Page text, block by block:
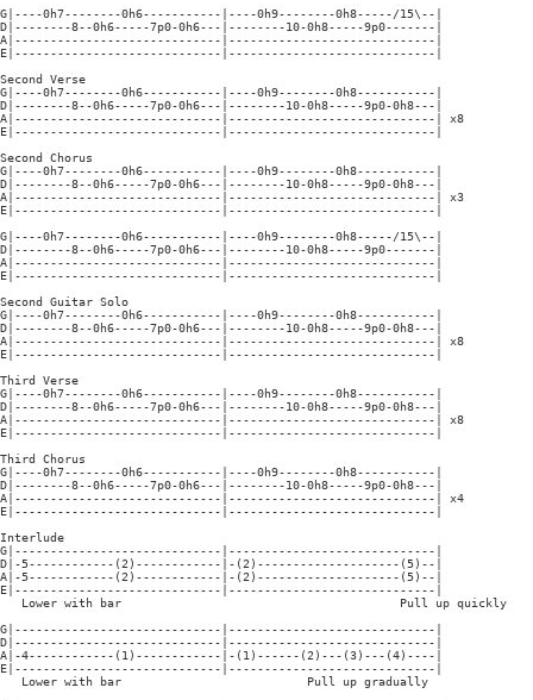
G|----0h7--------0h6-----------|----0h9--------0h8-----/15\--|
D|--------8--0h6-----7p0-0h6---|--------10-0h8-----9p0-------|
A|-----------------------------|-----------------------------|
E|-----------------------------|-----------------------------|
Second Verse
G|----0h7--------0h6-----------|----0h9--------0h8-----------|
D|--------8--0h6-----7p0-0h6---|--------10-0h8-----9p0-0h8---|
A|-----------------------------|-----------------------------| x8
E|-----------------------------|-----------------------------|
Second Chorus
G|----0h7--------0h6-----------|----0h9--------0h8-----------|
D|--------8--0h6-----7p0-0h6---|--------10-0h8-----9p0-0h8---|
A|-----------------------------|-----------------------------| x3
E|-----------------------------|-----------------------------|
G|----0h7--------0h6-----------|----0h9--------0h8-----/15\--|
D|--------8--0h6-----7p0-0h6---|--------10-0h8-----9p0-------|
A|-----------------------------|-----------------------------|
E|-----------------------------|-----------------------------|
Second Guitar Solo
G|----0h7--------0h6-----------|----0h9--------0h8-----------|
D|--------8--0h6-----7p0-0h6---|--------10-0h8-----9p0-0h8---|
A|-----------------------------|-----------------------------| x8
E|-----------------------------|-----------------------------|
Third Verse
G|----0h7--------0h6-----------|----0h9--------0h8-----------|
D|--------8--0h6-----7p0-0h6---|--------10-0h8-----9p0-0h8---|
A|-----------------------------|-----------------------------| x8
E|-----------------------------|-----------------------------|
Third Chorus
G|----0h7--------0h6-----------|----0h9--------0h8-----------|
D|--------8--0h6-----7p0-0h6---|--------10-0h8-----9p0-0h8---|
A|-----------------------------|-----------------------------| x4
E|-----------------------------|-----------------------------|
Interlude
G|-----------------------------|-----------------------------|
D|-5------------(2)------------|-(2)--------------------(5)--|
A|-5------------(2)------------|-(2)--------------------(5)--|
E|-----------------------------|-----------------------------|
   Lower with bar                                       Pull up quickly
G|-----------------------------|-----------------------------|
D|-----------------------------|-----------------------------|
A|-4------------(1)------------|-(1)------(2)---(3)---(4)----|
E|-----------------------------|-----------------------------|
   Lower with bar                          Pull up gradually